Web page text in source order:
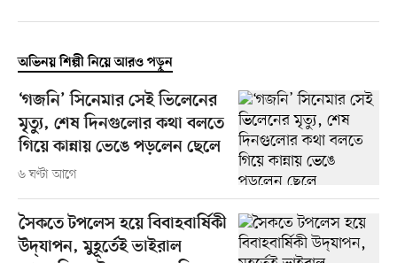
অভিনয় শিল্পী নিয়ে আরও পড়ুন
‘গজনি’ সিনেমার সেই ভিলেনের
মৃত্যু, শেষ দিনগুলোর কথা বলতে
গিয়ে কান্নায় ভেঙে পড়লেন ছেলে
৬ ঘণ্টা আগে
সৈকতে টপলেস হয়ে বিবাহবার্ষিকী
উদ্‌যাপন, মুহূর্তেই ভাইরাল